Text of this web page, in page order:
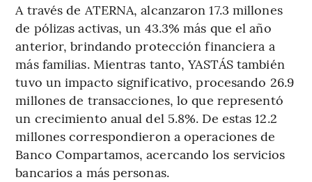
A través de ATERNA, alcanzaron 17.3 millones
de pólizas activas, un 43.3% más que el año
anterior, brindando protección financiera a
más familias. Mientras tanto, YASTÁS también
tuvo un impacto significativo, procesando 26.9
millones de transacciones, lo que representó
un crecimiento anual del 5.8%. De estas 12.2
millones correspondieron a operaciones de
Banco Compartamos, acercando los servicios
bancarios a más personas.